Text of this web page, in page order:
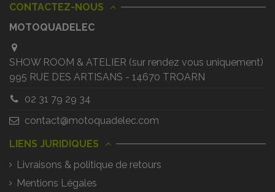
CONTACTEZ-NOUS
MOTOQUADELEC
SHOW ROOM & ATELIER (sur rendez vous uniquement)
995 RUE DES ARTISANS - 14670 TROARN
02 31 79 29 34
contact@motoquadelec.com
LIENS JURIDIQUES
Livraisons & politique de retours
Mentions Légales